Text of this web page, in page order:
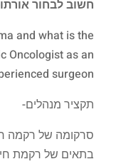
חשוב לבחור
and what is the
Oncologist as an
surgeon
תקציר מנהלים-
סרקומה של רקמה
בתאים של רקמת